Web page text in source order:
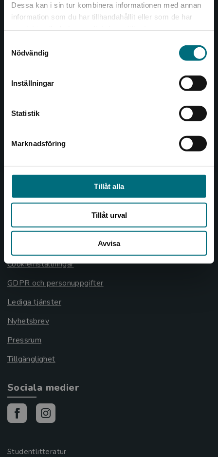
Dessa kan i sin tur kombinera informationen med annan
information som du har tillhandahållit eller som de har
Nödvändig
Inställningar
Statistik
Marknadsföring
Tillåt alla
Tillåt urval
Avvisa
Det verkar som att du besöker
Sverige. För att kunna slutföra ett köp måste
Box 141
Besöksadress:
Åkergränden 1
Kontakta kundservice
Köpvillkor
Allmänna länkar
Om oss
Cookieinställningar
GDPR och personuppgifter
Lediga tjänster
Nyhetsbrev
Pressrum
Tillgänglighet
Sociala medier
Studentlitteratur